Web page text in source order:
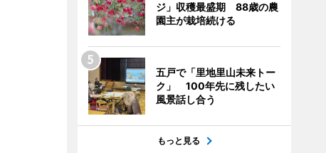
ジ」収穫最盛期 88歳の農
園主が栽培続ける
五戸で「里地里山未来トー
ク」 100年先に残したい
風景話し合う
もっと見る